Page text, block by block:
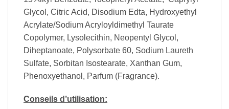
Glycol, Citric Acid, Disodium Edta, Hydroxyethyl
Acrylate/Sodium Acryloyldimethyl Taurate
Copolymer, Lysolecithin, Neopentyl Glycol,
Diheptanoate, Polysorbate 60, Sodium Laureth
Sulfate, Sorbitan Isostearate, Xanthan Gum,
Phenoxyethanol, Parfum (Fragrance).
Conseils d’utilisation: